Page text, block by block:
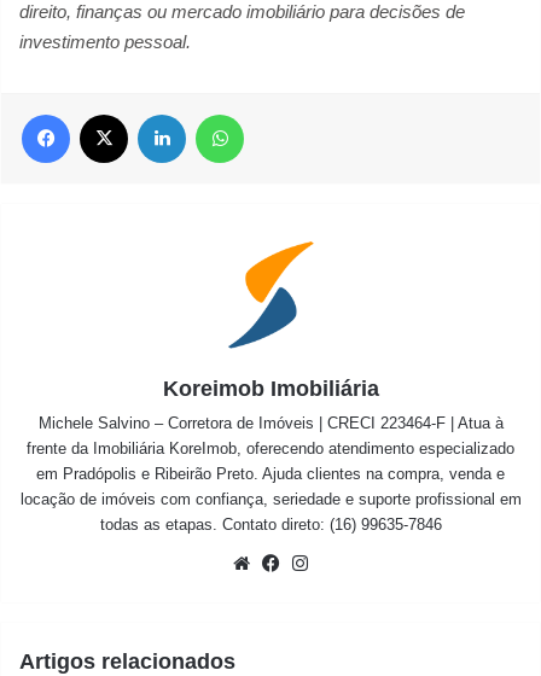
direito, finanças ou mercado imobiliário para decisões de
investimento pessoal.
Facebook Linkedin
Koreimob Imobiliária
Michele Salvino – Corretora de Imóveis | CRECI 223464-F | Atua à
frente da Imobiliária KoreImob, oferecendo atendimento especializado
em Pradópolis e Ribeirão Preto. Ajuda clientes na compra, venda e
locação de imóveis com confiança, seriedade e suporte profissional em
todas as etapas. Contato direto: (16) 99635-7846
WebsiteFacebook
Artigos relacionados